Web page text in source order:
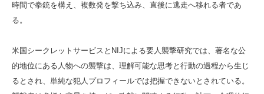
時間で拳銃を構え、複数発を撃ち込み、直後に逃走へ移れる者であ
る。
米国シークレットサービスとNIJによる要人襲撃研究では、著名な公
的地位にある人物への襲撃は、理解可能な思考と行動の過程から生じ
るとされ、単純な犯人プロフィールでは把握できないとされている。